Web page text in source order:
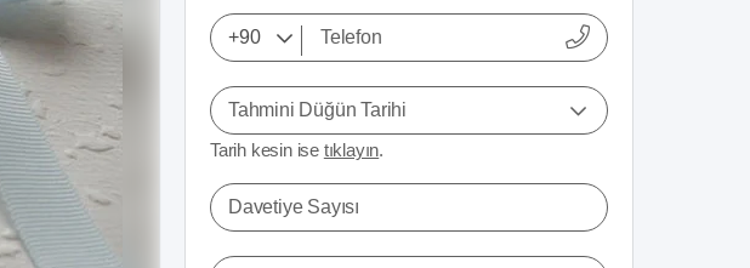
Tahmini Düğün Tarihi
Tarih kesin ise tıklayın.
Davetiye Sayısı